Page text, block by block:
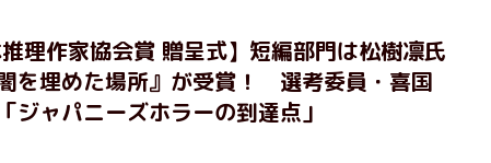
理作家協会賞 贈呈式】短編部門は松樹凛氏
を埋めた場所』が受賞！ 選考委員・喜国
ジャパニーズホラーの到達点」